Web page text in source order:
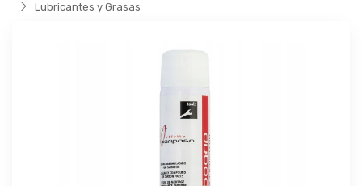
Lubricantes y Grasas